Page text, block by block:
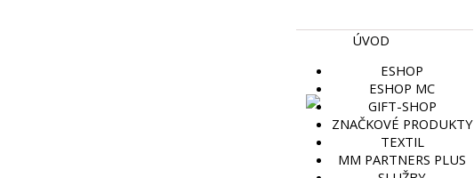
ÚVOD
ESHOP
ESHOP MC
GIFT-SHOP
ZNAČKOVÉ PRODUKTY
TEXTIL
MM PARTNERS PLUS